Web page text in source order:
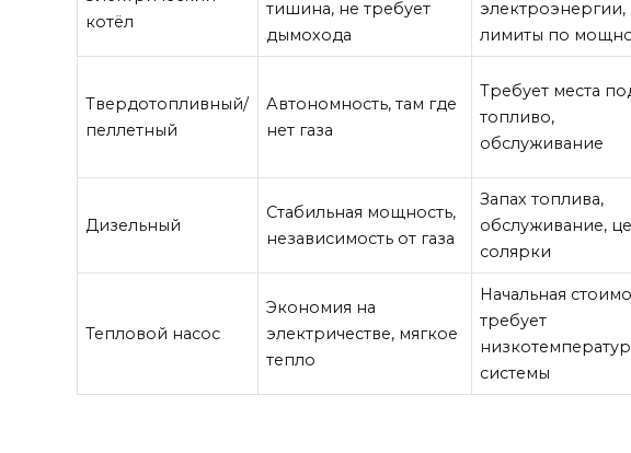
котёл
тишина, не требует
дымохода
электроэнергии,
лимиты по
Твердотопливный/
пеллетный
Автономность, там где
нет газа
Требует места
топливо,
обслуживание
Дизельный
Стабильная мощность,
независимость от газа
Запах топлива,
обслуживание,
солярки
Тепловой насос
Экономия на
электричестве, мягкое
тепло
Начальная
требует
системы